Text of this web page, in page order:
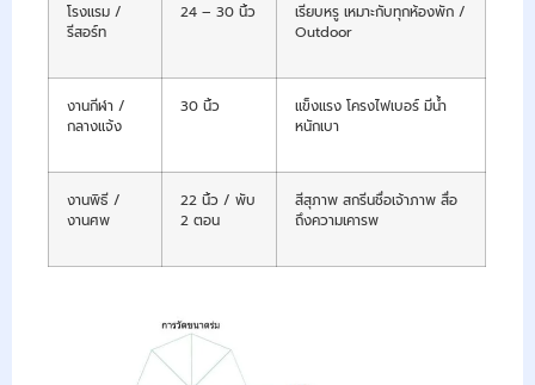
โรงแรม /
รีสอร์ท
24 – 30 นิ้ว
เรียบหรู เหมาะกับทุกห้องพัก /
Outdoor
งานกีฬา /
กลางแจ้ง
30 นิ้ว
แข็งแรง โครงไฟเบอร์ มีน้ำ
หนักเบา
งานพิธี /
งานศพ
22 นิ้ว / พับ
2 ตอน
สีสุภาพ สกรีนชื่อเจ้าภาพ สื่อ
ถึงความเคารพ